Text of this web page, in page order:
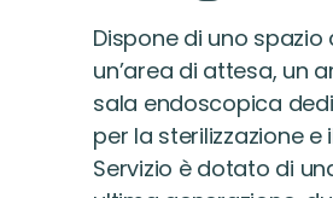
Dispone di uno
un’area di attesa, un
sala endoscopica
per la sterilizzazione
Servizio è dotato di